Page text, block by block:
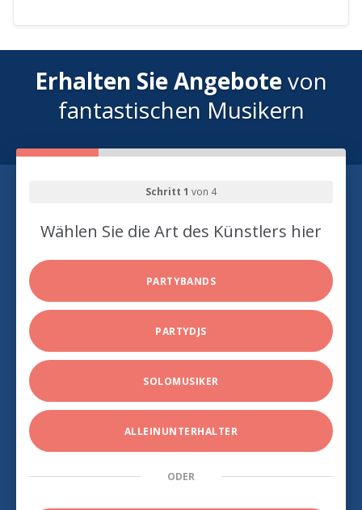
Erhalten Sie Angebotevon
fantastischen Musikern
Schritt 1 von 4
Wählen Sie die Art des Künstlers hier
PARTYBANDS
PARTYDJS
SOLOMUSIKER
ALLEINUNTERHALTER
ODER